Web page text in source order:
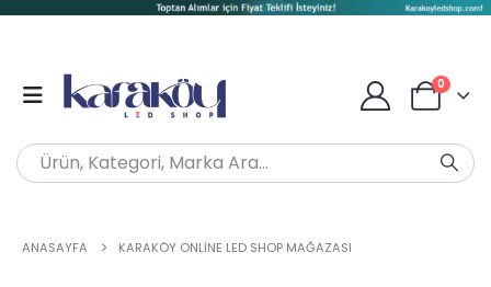
0
ANASAYFA KARAKÖY ONLINE LED SHOP MAĞAZASI